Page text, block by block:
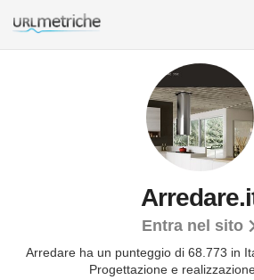
Entra nel sito
Arredare ha un punteggio di 68.773 in
Progettazione e